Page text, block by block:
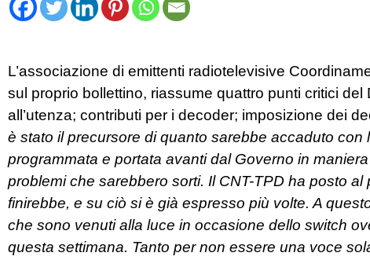
L’associazione di emittenti radiotelevisive
sul proprio bollettino, riassume quattro punti critici
all’utenza; contributi per i decoder; imposizione dei
è stato il precursore di quanto sarebbe accaduto
programmata e portata avanti dal Governo in
problemi che sarebbero sorti. Il CNT-TPD ha posto
finirebbe, e su ciò si è già espresso più volte. A
che sono venuti alla luce in occasione dello switch
questa settimana. Tanto per non essere una voce